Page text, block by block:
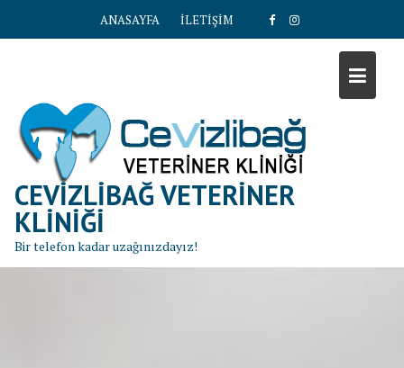
t
ANASAYFA İLETİŞİM
CEVIZLIBAĞ VETERINER
KLINIĞI
Bir telefon kadar uzağınızdayız!